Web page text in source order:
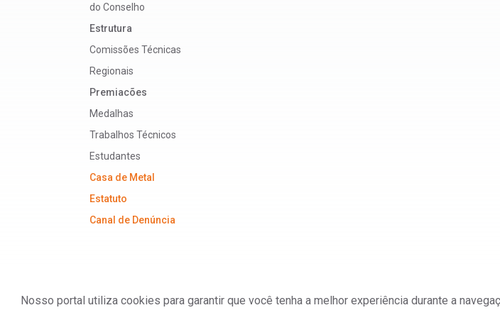
Nosso portal utiliza cookies para garantir que você tenha a melhor experiência durante a
do Conselho
Estrutura
Comissões Técnicas
Regionais
Premiacões
Medalhas
Trabalhos Técnicos
Estudantes
Casa de Metal
Estatuto
Canal de Denúncia